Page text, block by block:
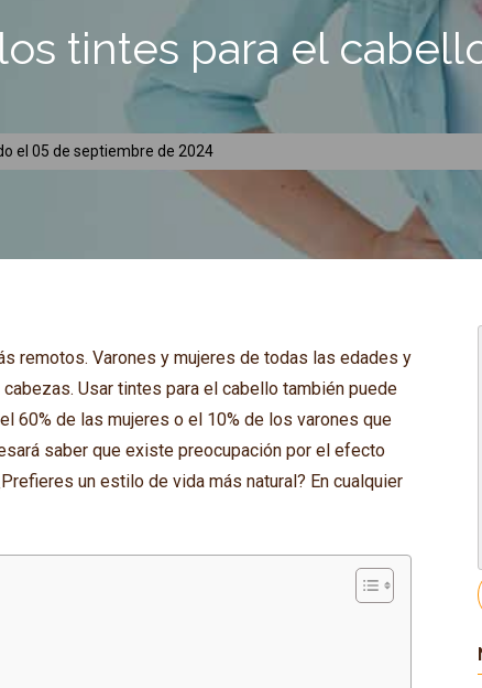
tintes para el
el05 de septiembre de 2024
remotos. Varones y mujeres de todas las edades y
Usar tintes para el cabello también puede
60% de las mujeres o el 10% de los varones que
saber que existe preocupación por el efecto
un estilo de vida más natural? En cualquier